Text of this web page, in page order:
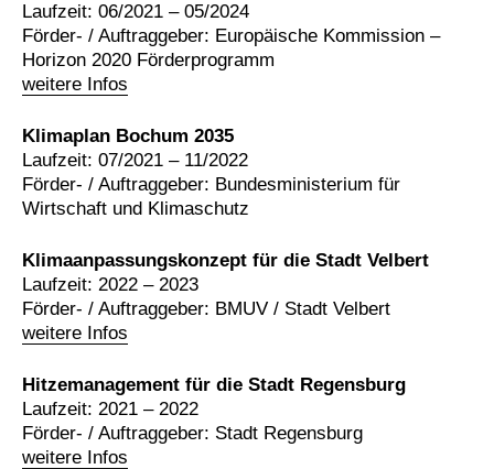
weitere Infos
Laufzeit: 06/2021 – 05/2024
Förder- / Auftraggeber: Europäische Kommission –
Horizon 2020 Förderprogramm
Klimaplan Bochum 2035
Laufzeit: 07/2021 – 11/2022
Förder- / Auftraggeber: Bundesministerium für
Wirtschaft und Klimaschutz
Klimaanpassungskonzept für die Stadt Velbert
weitere Infos
Laufzeit: 2022 – 2023
Förder- / Auftraggeber: BMUV / Stadt Velbert
Hitzemanagement für die Stadt Regensburg
weitere Infos
Laufzeit: 2021 – 2022
Förder- / Auftraggeber: Stadt Regensburg